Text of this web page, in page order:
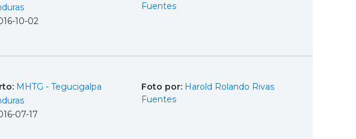
10-02
Fuentes
MHTG - Tegucigalpa
07-17
Foto por: Harold Rolando Rivas
Fuentes